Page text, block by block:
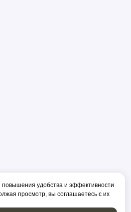
повышения удобства и эффективности
просмотр, вы соглашаетесь с их